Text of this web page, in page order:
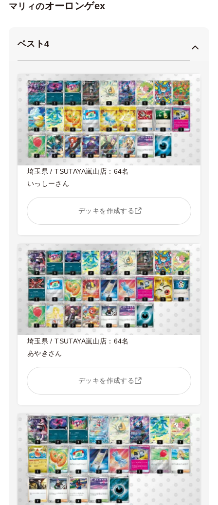
マリィのオーロンゲex
ベスト4
埼玉県 / TSUTAYA嵐山店：64名
いっしーさん
デッキを作成する
埼玉県 / TSUTAYA嵐山店：64名
あやきさん
デッキを作成する